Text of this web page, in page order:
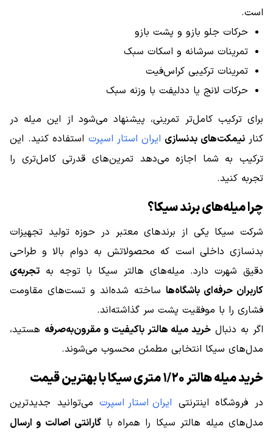
است.
حرکات جلو بازو و پشت بازو
تمرینات سرشانه و اسکات سبک
تمرینات ترکیبی کراس‌فیت
حرکات لانج یا ددلیفت با وزنه سبک
برای ترکیب کامل‌تر تمرینی، پیشنهاد می‌شود از این میله در
کنارنیمکت‌های بدنسازی ایران استار اسپرت استفاده کنید. این
ترکیب به شما اجازه می‌دهد تمرین‌های قدرتی کامل‌تری را
تجربه کنید.
چرا میله‌های برند سیکا؟
شرکت سیکا یکی از برندهای معتبر در حوزه تولید تجهیزات
بدنسازی داخلی است که محصولاتش به دوام بالا و طراحی
دقیق شهرت دارد. میله‌های هالتر سیکا با توجه به تجربه‌ی
کاربران حرفه‌ای باشگاه‌ها ساخته شده‌اند و تست‌های مقاومت
فشاری را با موفقیت پشت سر گذاشته‌اند.
اگر به دنبال خرید میله هالتر باکیفیت و مقرون‌به‌صرفه هستید،
مدل‌های سیکا انتخابی مطمئن محسوب می‌شوند.
خرید میله هالتر ۱/۲۰ متری سیکا با بهترین قیمت
در فروشگاه اینترنتی ایران استار اسپرتمی‌توانید جدیدترین
مدل‌های میله هالتر سیکا را همراه با گارانتی اصالت و ارسال